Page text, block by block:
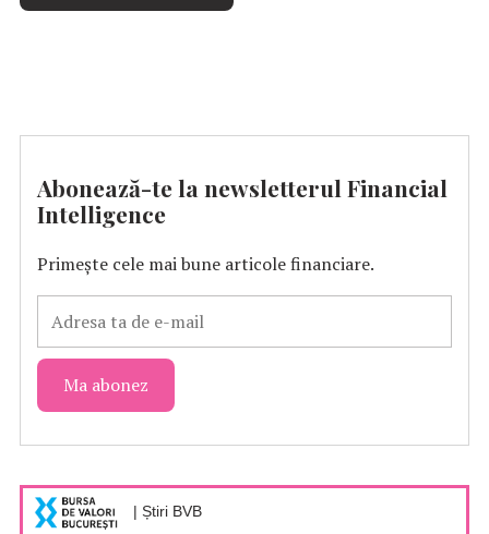
Abonează-te la newsletterul Financial
Intelligence
Primește cele mai bune articole financiare.
| Știri BVB